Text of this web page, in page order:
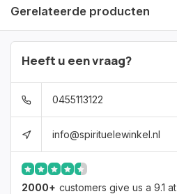
Gerelateerde producten
Heeft u een vraag?
0455113122
info@spirituelewinkel.nl
2000+ customers give us a 9.1 at